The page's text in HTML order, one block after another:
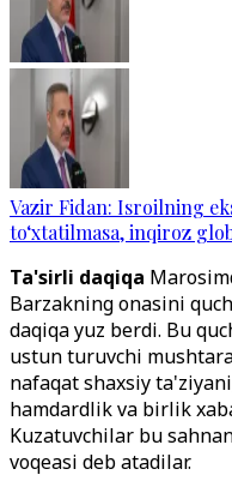
Vazir Fidan: Isroilning
to‘xtatilmasa, inqiroz
Ta'sirli daqiqa
Barzakning onasini
daqiqa yuz berdi. Bu
ustun turuvchi
nafaqat shaxsiy
hamdardlik va birlik
Kuzatuvchilar bu
voqeasi deb atadilar.